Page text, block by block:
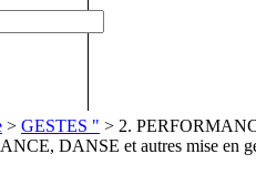
> GESTES " > 2.
DANSE et autres mise en